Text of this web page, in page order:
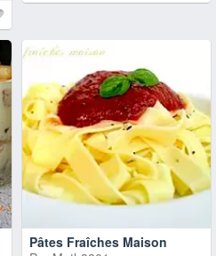
Pâtes Fraîches Maison